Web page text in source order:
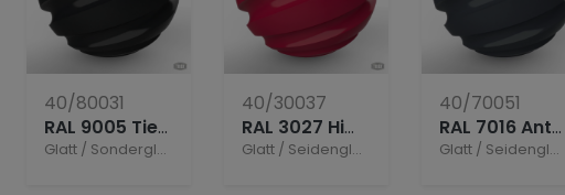
40/80031
RAL 9005 Tiefschwarz (Niedrigtemperatur)
Glatt / Sonderglanz
40/30037
RAL 3027 Himbeerrot
Glatt / Seidenglänzend
40/70051
RAL 7016 Anthrazitgrau AGA (Niedrigtemperatur)
Glatt / Seidenglänzend